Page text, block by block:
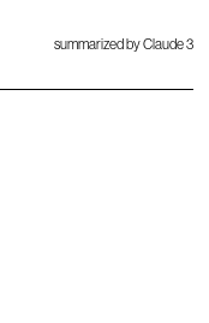
summarized by Claude 3